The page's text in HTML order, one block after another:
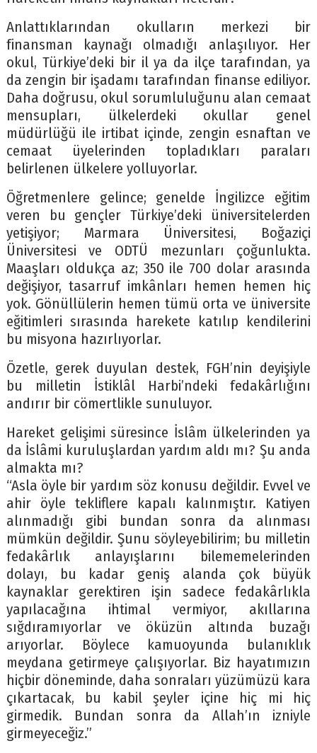
Anlattıklarından okulların merkezi bir
finansman kaynağı olmadığı anlaşılıyor. Her
okul, Türkiye’deki bir il ya da ilçe tarafından, ya
da zengin bir işadamı tarafından finanse ediliyor.
Daha doğrusu, okul sorumluluğunu alan cemaat
mensupları, ülkelerdeki okullar genel
müdürlüğü ile irtibat içinde, zengin esnaftan ve
cemaat üyelerinden topladıkları paraları
belirlenen ülkelere yolluyorlar.
Öğretmenlere gelince; genelde İngilizce eğitim
veren bu gençler Türkiye’deki üniversitelerden
yetişiyor; Marmara Üniversitesi, Boğaziçi
Üniversitesi ve ODTÜ mezunları çoğunlukta.
Maaşları oldukça az; 350 ile 700 dolar arasında
değişiyor, tasarruf imkânları hemen hemen hiç
yok. Gönüllülerin hemen tümü orta ve üniversite
eğitimleri sırasında harekete katılıp kendilerini
bu misyona hazırlıyorlar.
Özetle, gerek duyulan destek, FGH’nin deyişiyle
bu milletin İstiklâl Harbi’ndeki fedakârlığını
andırır bir cömertlikle sunuluyor.
Hareket gelişimi süresince İslâm ülkelerinden ya
da İslâmi kuruluşlardan yardım aldı mı? Şu anda
almakta mı?
“Asla öyle bir yardım söz konusu değildir. Evvel ve
ahir öyle tekliflere kapalı kalınmıştır. Katiyen
alınmadığı gibi bundan sonra da alınması
mümkün değildir. Şunu söyleyebilirim; bu milletin
fedakârlık anlayışlarını bilememelerinden
dolayı, bu kadar geniş alanda çok büyük
kaynaklar gerektiren işin sadece fedakârlıkla
yapılacağına ihtimal vermiyor, akıllarına
sığdıramıyorlar ve öküzün altında buzağı
arıyorlar. Böylece kamuoyunda bulanıklık
meydana getirmeye çalışıyorlar. Biz hayatımızın
hiçbir döneminde, daha sonraları yüzümüzü kara
çıkartacak, bu kabil şeyler içine hiç mi hiç
girmedik. Bundan sonra da Allah’ın izniyle
girmeyeceğiz.”